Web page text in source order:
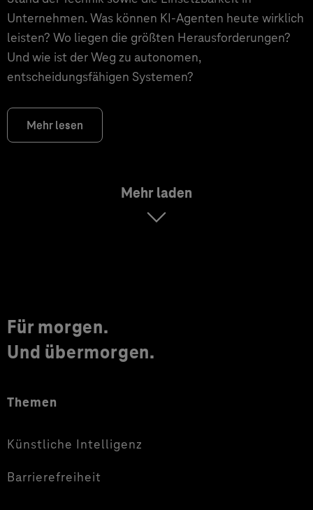
Unternehmen. Was können KI-Agenten heute wirklich
leisten? Wo liegen die größten Herausforderungen?
Und wie ist der Weg zu autonomen,
entscheidungsfähigen Systemen?
Mehr lesen
Mehr laden
Für morgen.
Und übermorgen.
Themen
Künstliche Intelligenz
Barrierefreiheit